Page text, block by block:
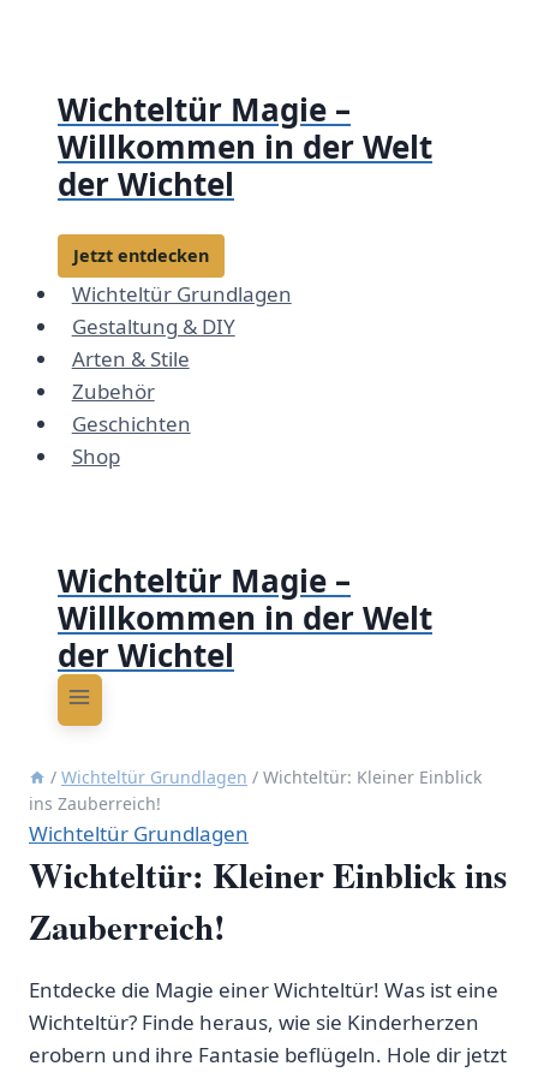
Wichteltür Magie –
Willkommen in der Welt
der Wichtel
Jetzt entdecken
Wichteltür Grundlagen
Gestaltung & DIY
Arten & Stile
Zubehör
Geschichten
Shop
Wichteltür Magie –
Willkommen in der Welt
der Wichtel
/ Wichteltür Grundlagen / Wichteltür: Kleiner Einblick
ins Zauberreich!
Wichteltür Grundlagen
Wichteltür: Kleiner Einblick ins
Zauberreich!
Entdecke die Magie einer Wichteltür! Was ist eine
Wichteltür? Finde heraus, wie sie Kinderherzen
erobern und ihre Fantasie beflügeln. Hole dir jetzt